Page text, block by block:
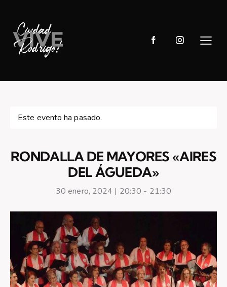
Este evento ha pasado.
RONDALLA DE MAYORES «AIRES
DEL ÁGUEDA»
30 enero, 2024 | 20:30 - 21:30